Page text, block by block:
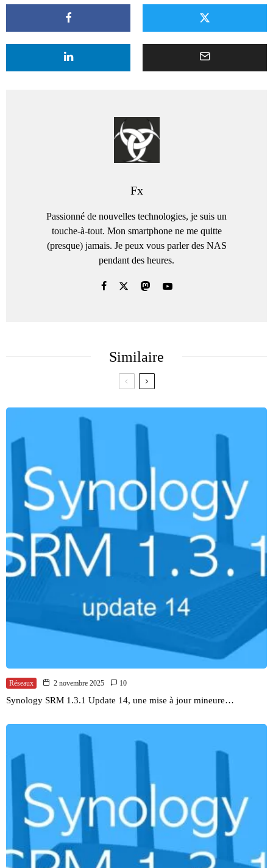
Fx
Passionné de nouvelles technologies, je suis un
touche-à-tout. Mon smartphone ne me quitte
(presque) jamais. Je peux vous parler des NAS
pendant des heures.
Similaire
Réseaux 2 novembre 2025 10
Synology SRM 1.3.1 Update 14, une mise à jour mineure…